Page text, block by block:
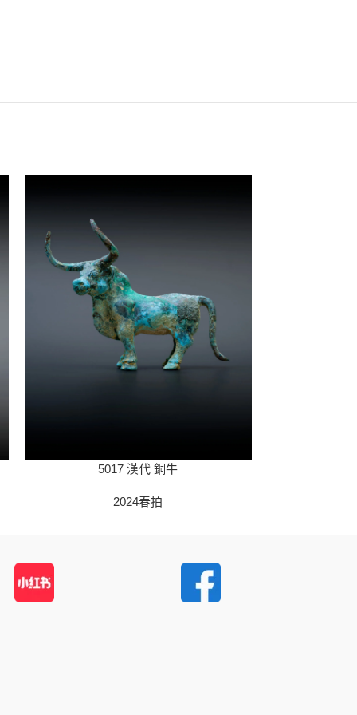
5017 漢代 銅牛
2024春拍